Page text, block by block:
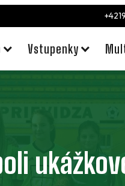
Vstupenky